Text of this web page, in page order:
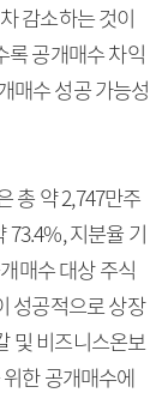
감소하는 것이
록 공개매수 차익
매수 성공 가능성
총 약 2,747만주
73.4%, 지분율 기
매수 대상 주식
성공적으로 상장
및 비즈니스온보
한 공개매수에